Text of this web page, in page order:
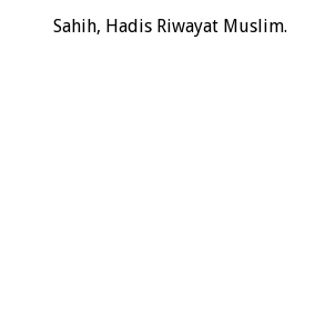
Sahih, Hadis Riwayat Muslim.